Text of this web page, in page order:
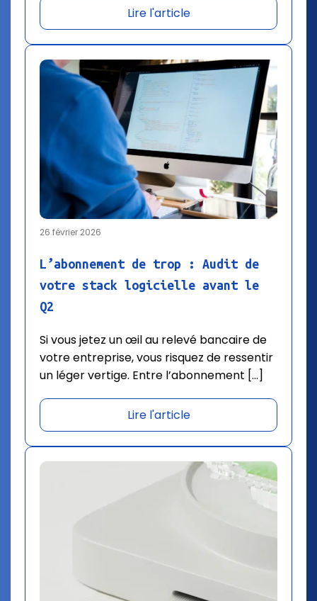
Lire l'article
26 février 2026
L’abonnement de trop : Audit de
votre stack logicielle avant le
Q2
Si vous jetez un œil au relevé bancaire de
votre entreprise, vous risquez de ressentir
un léger vertige. Entre l’abonnement […]
Lire l'article